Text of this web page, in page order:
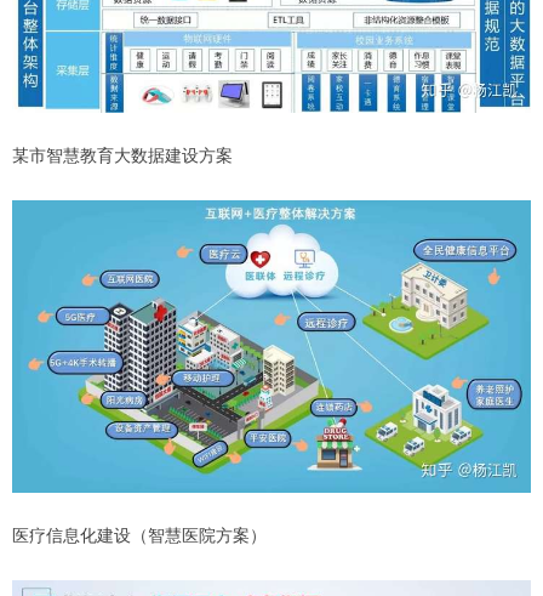
某市智慧教育大数据建设方案
医疗信息化建设（智慧医院方案）